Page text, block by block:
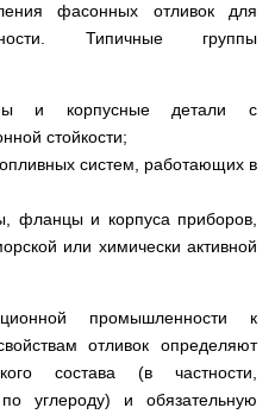
фасонных отливок для
Типичные группы
и корпусные детали с
стойкости;
систем, работающих в
фланцы и корпуса приборов,
или химически активной
промышленности к
отливок определяют
состава (в частности,
углероду) и обязательную